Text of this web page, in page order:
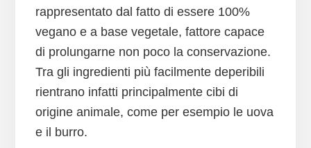
rappresentato dal fatto di essere 100%
vegano e a base vegetale, fattore capace
di prolungarne non poco la conservazione.
Tra gli ingredienti più facilmente deperibili
rientrano infatti principalmente cibi di
origine animale, come per esempio le uova
e il burro.